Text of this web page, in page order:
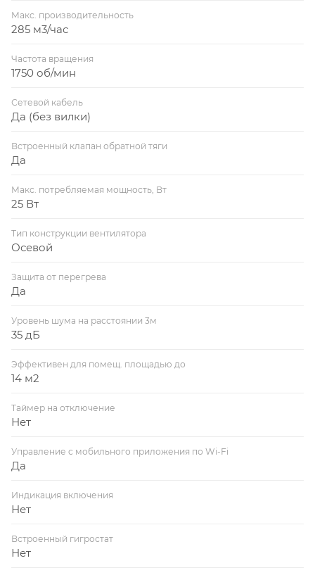
Макс. производительность
285 м3/час
Частота вращения
1750 об/мин
Сетевой кабель
Да (без вилки)
Встроенный клапан обратной тяги
Да
Макс. потребляемая мощность, Вт
25 Вт
Тип конструкции вентилятора
Осевой
Защита от перегрева
Да
Уровень шума на расстоянии 3м
35 дБ
Эффективен для помещ. площадью до
14 м2
Таймер на отключение
Нет
Управление c мобильного приложения по Wi-Fi
Да
Индикация включения
Нет
Встроенный гигростат
Нет